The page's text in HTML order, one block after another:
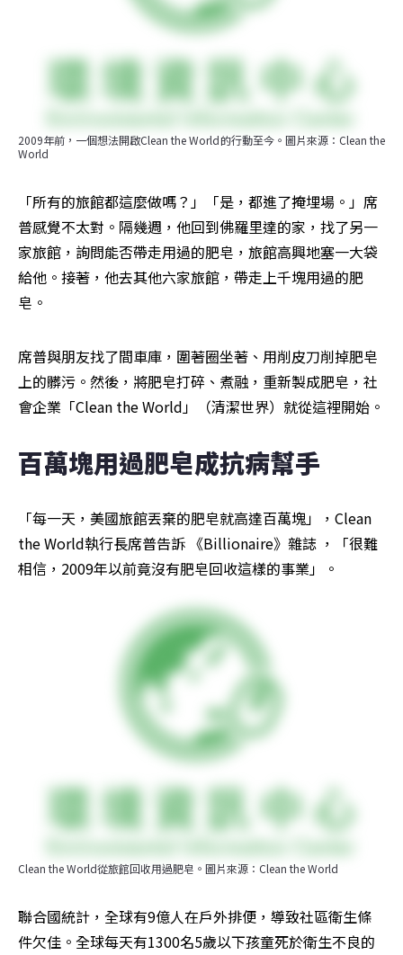
2009年前，一個想法開啟Clean the World的行動至今。圖片來源：Clean the
World
「所有的旅館都這麼做嗎？」「是，都進了掩埋場。」席
普感覺不太對。隔幾週，他回到佛羅里達的家，找了另一
家旅館，詢問能否帶走用過的肥皂，旅館高興地塞一大袋
給他。接著，他去其他六家旅館，帶走上千塊用過的肥
皂。
席普與朋友找了間車庫，圍著圈坐著、用削皮刀削掉肥皂
上的髒污。然後，將肥皂打碎、煮融，重新製成肥皂，社
會企業「Clean the World」（清潔世界）就從這裡開始。
百萬塊用過肥皂成抗病幫手
「每一天，美國旅館丟棄的肥皂就高達百萬塊」，Clean
the World執行長席普告訴 《Billionaire》雜誌 ，「很難
相信，2009年以前竟沒有肥皂回收這樣的事業」。
Clean the World從旅館回收用過肥皂。圖片來源：Clean the World
聯合國統計，全球有9億人在戶外排便，導致社區衛生條
件欠佳。全球每天有1300名5歲以下孩童死於衛生不良的